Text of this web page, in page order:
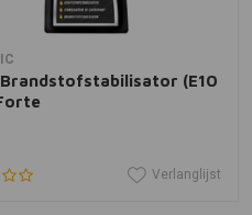
(E10
Verlanglijst